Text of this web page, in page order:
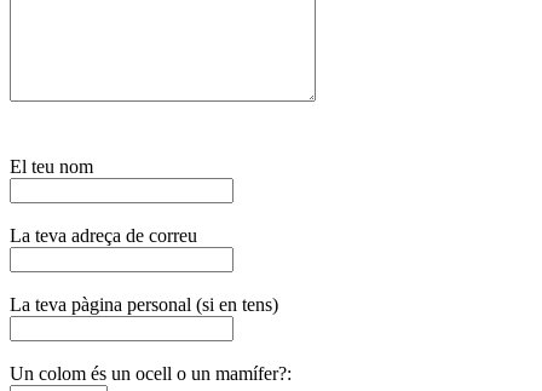
El teu nom
La teva adreça de correu
La teva pàgina personal (si en tens)
Un colom és un ocell o un mamífer?: